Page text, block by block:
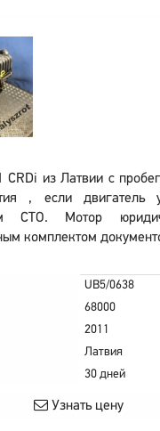
из Латвии с
, если двигатель
СТО. Мотор
комплектом
UB5/0638
68000
2011
Латвия
30 дней
Узнать цену